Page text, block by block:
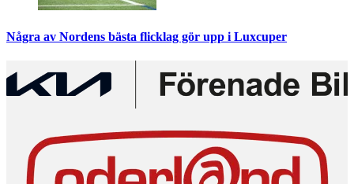
Några av Nordens bästa flicklag gör upp i Luxcuper